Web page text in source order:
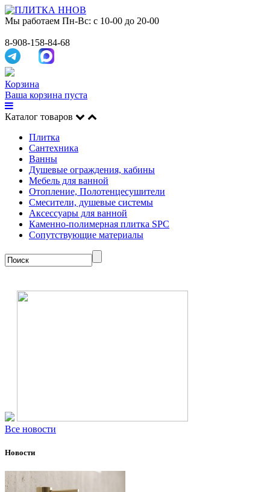
Мы работаем Пн-Вс: с 10-00 до 20-00
8-908-158-84-68
Корзина
Ваша корзина пуста
Каталог товаров
Плитка
Сантехника
Ванны
Душевые ограждения, кабины
Мебель для ванной
Отопление, Полотенцесушители
Смесители, душевые системы
Аксессуары для ванной
Каменно-полимерная плитка SPC
Сопутствующие материалы
Все новости
Новости